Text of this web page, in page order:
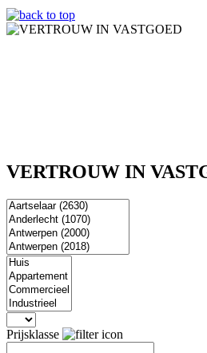
VERTROUW IN
Prijsklasse